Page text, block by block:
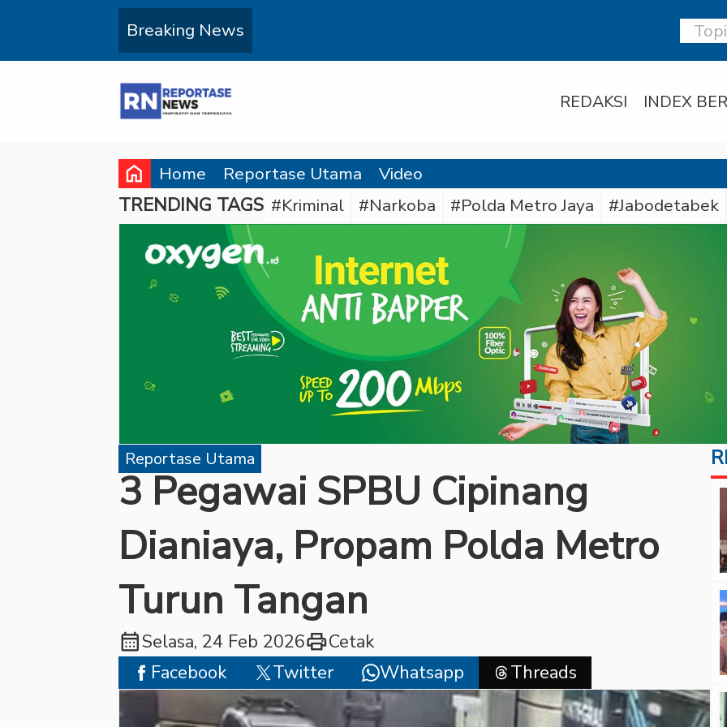
Breaking News
REDAKSI INDEX
home Home Reportase Utama Video
TRENDING TAGS #Kriminal #Narkoba #Polda Metro Jaya #Jabodetabek
Reportase Utama
3 Pegawai SPBU Cipinang
Dianiaya, Propam Polda Metro
Turun Tangan
calendar_monthSelasa, 24 Feb 2026printCetak
Facebook
Twitter Whatsapp Threads